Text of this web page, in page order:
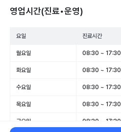
영업시간(진료•운영)
요일 진료시간
월요일 08:30 ~ 17:30
화요일 08:30 ~ 17:30
수요일 08:30 ~ 17:30
목요일 08:30 ~ 17:30
금요일 08:30 ~ 17:30